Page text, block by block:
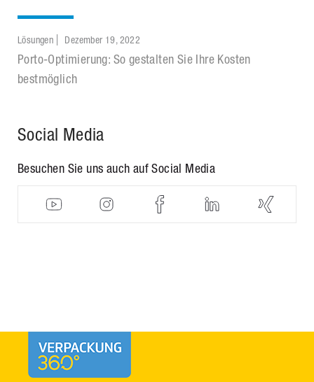
Lösungen Dezember 19, 2022
Porto-Optimierung: So gestalten Sie Ihre Kosten
bestmöglich
Social Media
Besuchen Sie uns auch auf Social Media